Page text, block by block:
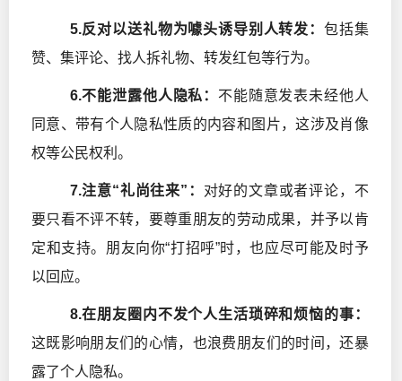
5.反对以送礼物为噱头诱导别人转发： 包括集
赞、集评论、找人拆礼物、转发红包等行为。
6.不能泄露他人隐私： 不能随意发表未经他人
同意、带有个人隐私性质的内容和图片，这涉及肖像
权等公民权利。
7.注意“礼尚往来”： 对好的文章或者评论，不
要只看不评不转，要尊重朋友的劳动成果，并予以肯
定和支持。朋友向你“打招呼”时，也应尽可能及时予
以回应。
8.在朋友圈内不发个人生活琐碎和烦恼的事：
这既影响朋友们的心情，也浪费朋友们的时间，还暴
露了个人隐私。